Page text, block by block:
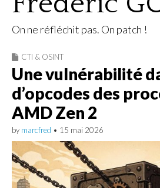
On ne réfléchit pas. On patch !
CTI & OSINT
Une vulnérabilité
d’opcodes des
AMD Zen 2
by marcfred • 15 mai 2026